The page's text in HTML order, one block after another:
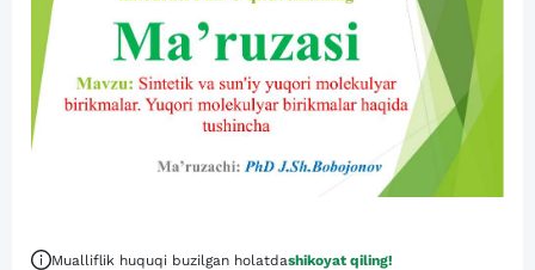
Mualliflik huquqi buzilgan holatdashikoyat qiling!